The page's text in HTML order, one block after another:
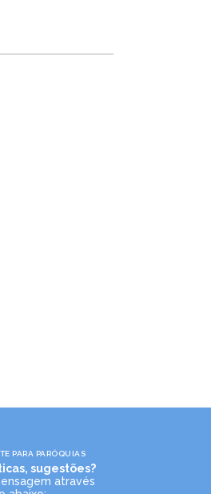
PARA PARÓQUIAS
sugestões?
através